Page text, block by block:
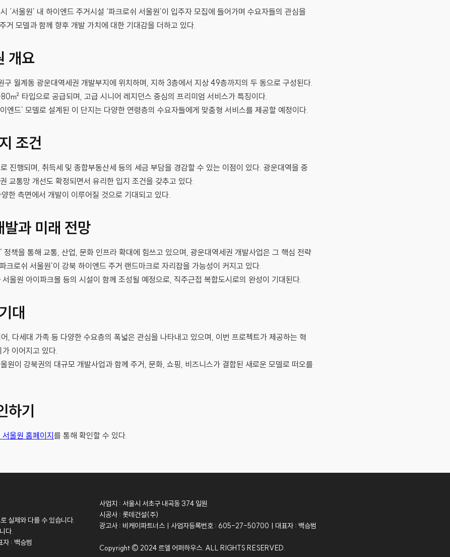
‘서울원’ 내 하이엔드 주거시설 ‘파크로쉬 서울원’이 입주자 모집에 들어가며 수요자들의 관심을
거 모델과 함께 향후 개발 가치에 대한 기대감을 더하고 있다.
개요
구 월계동 광운대역세권 개발부지에 위치하며, 지하 3층에서 지상 49층까지의 두 동으로 구성된다.
㎡ 타입으로 공급되며, 고급 시니어 레지던스 중심의 프리미엄 서비스가 특징이다.
드’ 모델로 설계된 이 단지는 다양한 연령층의 수요자들에게 맞춤형 서비스를 제공할 예정이다.
조건
진행되며, 취득세 및 종합부동산세 등의 세금 부담을 경감할 수 있는 이점이 있다. 광운대역을 중
교통망 개선도 확정되면서 유리한 입지 조건을 갖추고 있다.
한 측면에서 개발이 이루어질 것으로 기대되고 있다.
과 미래 전망
정책을 통해 교통, 산업, 문화 인프라 확대에 힘쓰고 있으며, 광운대역세권 개발사업은 그 핵심 전략
크로쉬 서울원’이 강북 하이엔드 주거 랜드마크로 자리잡을 가능성이 커지고 있다.
울원 아이파크몰 등의 시설이 함께 조성될 예정으로, 직주근접 복합도시로의 완성이 기대된다.
대
, 다세대 가족 등 다양한 수요층의 폭넓은 관심을 나타내고 있으며, 이번 프로젝트가 제공하는 혁
이어지고 있다.
원이 강북권의 대규모 개발사업과 함께 주거, 문화, 쇼핑, 비즈니스가 결합된 새로운 모델로 떠오를
하기
울원 홈페이지 를 통해 확인할 수 있다.
실제와 다를 수 있습니다.
다.
: 백승범
사업지 : 서울시 서초구 내곡동 374 일원
시공사 : 롯데건설(주)
광고사 : 비케이파트너스ㅣ사업자등록번호 : 605-27-50700ㅣ대표자 : 백승범
Copyright © 2024 르엘 어퍼하우스. ALL RIGHTS RESERVED.